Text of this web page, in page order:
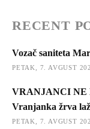
RECENT
Vozač saniteta
PETAK, 7. AVGUST
VRANJANCI NE
Vranjanka žrva
PETAK, 7. AVGUST